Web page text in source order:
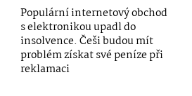
Populární internetový obchod
s elektronikou upadl do
insolvence. Češi budou mít
problém získat své peníze při
reklamaci